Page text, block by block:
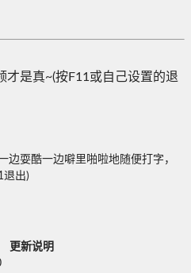
才是真~(按F11或自己设置的退
边耍酷一边噼里啪啦地随便打字，
退出)
更新说明